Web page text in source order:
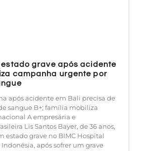
grave após acidente
campanha urgente por
após acidente em Bali precisa de
sangue B+; família mobiliza
A empresária e
Lis Santos Bayer, de 36 anos,
estado grave no BIMC Hospital
após sofrer um grave